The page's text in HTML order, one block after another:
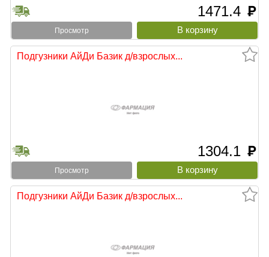
1471.4 руб
Просмотр
Подгузники АйДи Базик д/взрослых...
1304.1 руб
Просмотр
Подгузники АйДи Базик д/взрослых...